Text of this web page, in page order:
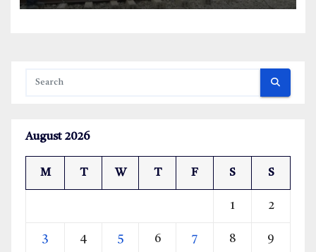
August 2026
M T W T F S S
1 2
3 4 5 6 7 8 9